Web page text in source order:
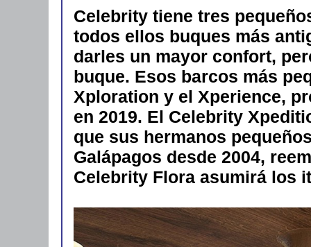
Celebrity tiene tres
todos ellos buques más
darles un mayor confort,
buque. Esos barcos más
Xploration y el Xperience,
en 2019. El Celebrity
que sus hermanos
Galápagos desde 2004,
Celebrity Flora asumirá los